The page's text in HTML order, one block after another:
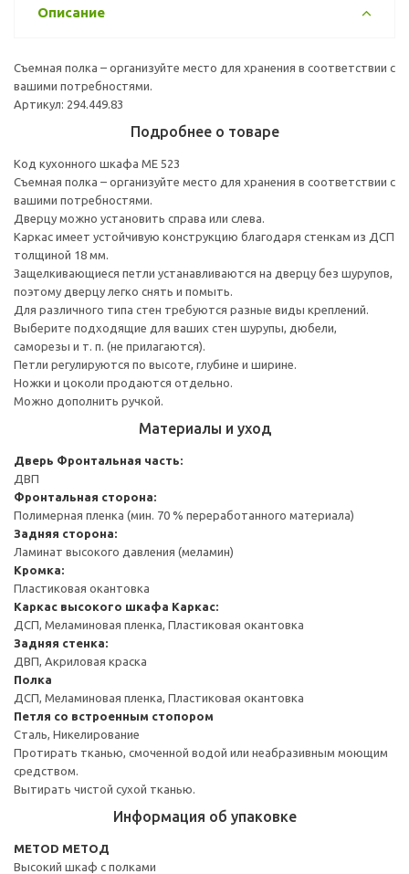
Описание
Съемная полка – организуйте место для хранения в соответствии с
вашими потребностями.
Артикул: 294.449.83
Подробнее о товаре
Код кухонного шкафа ME 523
Съемная полка – организуйте место для хранения в соответствии с
вашими потребностями.
Дверцу можно установить справа или слева.
Каркас имеет устойчивую конструкцию благодаря стенкам из ДСП
толщиной 18 мм.
Защелкивающиеся петли устанавливаются на дверцу без шурупов,
поэтому дверцу легко снять и помыть.
Для различного типа стен требуются разные виды креплений.
Выберите подходящие для ваших стен шурупы, дюбели,
саморезы и т. п. (не прилагаются).
Петли регулируются по высоте, глубине и ширине.
Ножки и цоколи продаются отдельно.
Можно дополнить ручкой.
Материалы и уход
Дверь Фронтальная часть:
ДВП
Фронтальная сторона:
Полимерная пленка (мин. 70 % переработанного материала)
Задняя сторона:
Ламинат высокого давления (меламин)
Кромка:
Пластиковая окантовка
Каркас высокого шкафа Каркас:
ДСП, Меламиновая пленка, Пластиковая окантовка
Задняя стенка:
ДВП, Акриловая краска
Полка
ДСП, Меламиновая пленка, Пластиковая окантовка
Петля со встроенным стопором
Сталь, Никелирование
Протирать тканью, смоченной водой или неабразивным моющим
средством.
Вытирать чистой сухой тканью.
Информация об упаковке
METOD МЕТОД
Высокий шкаф с полками